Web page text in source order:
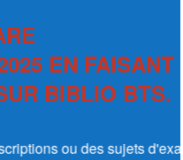
EN FAISANT
BIBLIO BTS.
ou des sujets